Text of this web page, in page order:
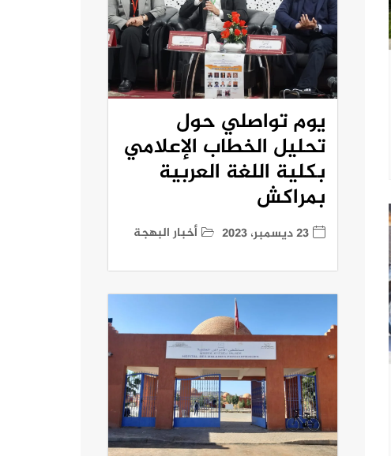
يوم تواصلي حول
تحليل الخطاب الإعلامي
بكلية اللغة العربية
بمراكش
23 ديسمبر، 2023 أخبار البهجة